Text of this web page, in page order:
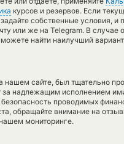
курсов и резервов. Если
задайте собственные условия, и
или же на Telegram. В случае
найти наилучший
сайте, был тщательно
надлежащим исполнением
проводимых
обращайте внимание на
мониторинге.